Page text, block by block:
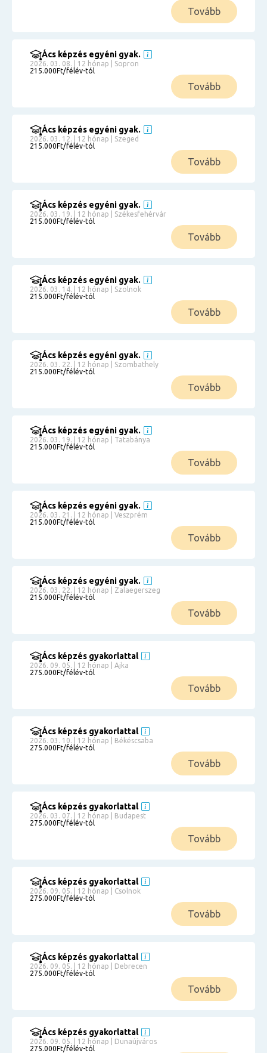
Tovább
Ács képzés egyéni gyak.
2026. 03. 08. | 12 hónap | Sopron
215.000Ft/félév-tól
Tovább
Ács képzés egyéni gyak.
2026. 03. 12. | 12 hónap | Szeged
215.000Ft/félév-tól
Tovább
Ács képzés egyéni gyak.
2026. 03. 19. | 12 hónap | Székesfehérvár
215.000Ft/félév-tól
Tovább
Ács képzés egyéni gyak.
2026. 03. 14. | 12 hónap | Szolnok
215.000Ft/félév-tól
Tovább
Ács képzés egyéni gyak.
2026. 03. 22. | 12 hónap | Szombathely
215.000Ft/félév-tól
Tovább
Ács képzés egyéni gyak.
2026. 03. 19. | 12 hónap | Tatabánya
215.000Ft/félév-tól
Tovább
Ács képzés egyéni gyak.
2026. 03. 21. | 12 hónap | Veszprém
215.000Ft/félév-tól
Tovább
Ács képzés egyéni gyak.
2026. 03. 22. | 12 hónap | Zalaegerszeg
215.000Ft/félév-tól
Tovább
Ács képzés gyakorlattal
2026. 09. 05. | 12 hónap | Ajka
275.000Ft/félév-tól
Tovább
Ács képzés gyakorlattal
2026. 03. 10. | 12 hónap | Békéscsaba
275.000Ft/félév-tól
Tovább
Ács képzés gyakorlattal
2026. 03. 07. | 12 hónap | Budapest
275.000Ft/félév-tól
Tovább
Ács képzés gyakorlattal
2026. 09. 05. | 12 hónap | Csolnok
275.000Ft/félév-tól
Tovább
Ács képzés gyakorlattal
2026. 09. 05. | 12 hónap | Debrecen
275.000Ft/félév-tól
Tovább
Ács képzés gyakorlattal
2026. 09. 05. | 12 hónap | Dunaújváros
275.000Ft/félév-tól